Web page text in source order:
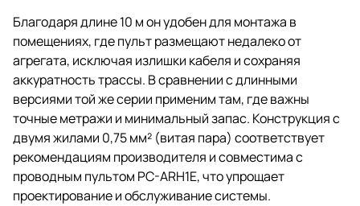
Благодаря длине 10 м он удобен для монтажа в
помещениях, где пульт размещают недалеко от
агрегата, исключая излишки кабеля и сохраняя
аккуратность трассы. В сравнении с длинными
версиями той же серии применим там, где важны
точные метражи и минимальный запас. Конструкция с
двумя жилами 0,75 мм² (витая пара) соответствует
рекомендациям производителя и совместима с
проводным пультом PC-ARH1E, что упрощает
проектирование и обслуживание системы.